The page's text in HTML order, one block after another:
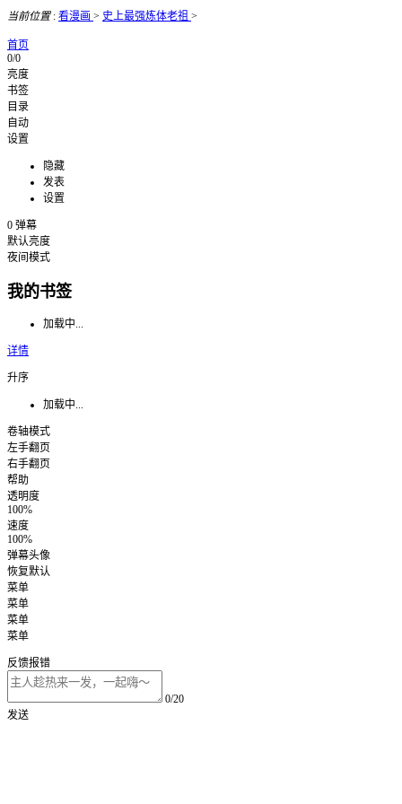
当前位置: 看漫画 > 史上最强炼体老祖 >
首页
0/0
亮度
书签
目录
自动
设置
隐藏
发表
设置
0 弹幕
默认亮度
夜间模式
我的书签
加载中...
详情
升序
加载中...
卷轴模式
左手翻页
右手翻页
帮助
透明度
100%
速度
100%
弹幕头像
恢复默认
菜单
菜单
菜单
菜单
反馈报错
0/20
发送